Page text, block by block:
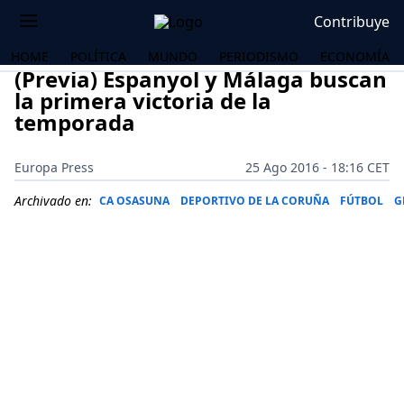
Contribuye
HOME POLÍTICA MUNDO PERIODISMO ECONOMÍA
(Previa) Espanyol y Málaga buscan
la primera victoria de la
temporada
Europa Press
25 Ago 2016 - 18:16 CET
Archivado en: CA OSASUNA DEPORTIVO DE LA CORUÑA FÚTBOL